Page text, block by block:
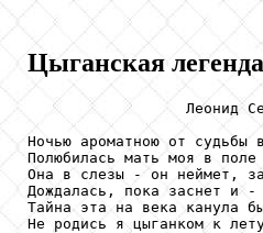
Цыганская легенда
Леонид
Ночью ароматною от судьбы
Полюбилась мать моя в поле
Она в слезы - он неймет,
Дождалась, пока заснет и -
Тайна эта на века канула
Не родись я цыганком к